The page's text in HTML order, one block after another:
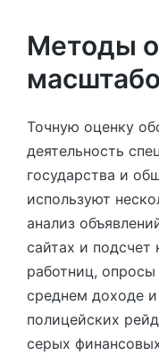
Методы
Точную оценку
деятельность
государства и
используют
анализ
сайтах и подсчет
работниц,
среднем доходе и
полицейских
серых